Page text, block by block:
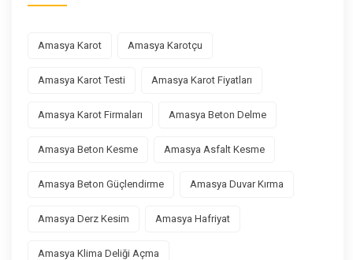
Amasya Karot Amasya Karotçu
Amasya Karot Testi Amasya Karot Fiyatları
Amasya Karot Firmaları Amasya Beton Delme
Amasya Beton Kesme Amasya Asfalt Kesme
Amasya Beton Güçlendirme Amasya Duvar Kırma
Amasya Derz Kesim Amasya Hafriyat
Amasya Klima Deliği Açma